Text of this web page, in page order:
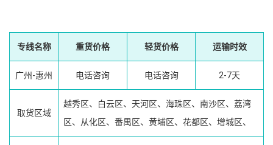
专线名称 重货价格 轻货价格 运输时效
广州-惠州 电话咨询 电话咨询 2-7天
取货区域
越秀区、白云区、天河区、海珠区、南沙区、荔湾
区、从化区、番禺区、黄埔区、花都区、增城区、